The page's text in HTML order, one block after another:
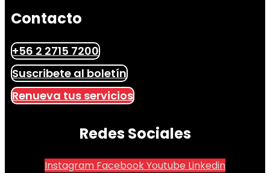
Contacto
+56 2 2715 7200
Suscribete al boletín
Renueva tus servicios
Redes Sociales
Instagram FacebookYoutube Linkedin